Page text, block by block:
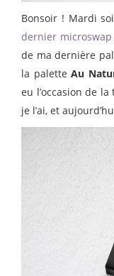
Bonsoir ! Mardi
dernier microswap
de ma dernière
la paletteAu
eu l’occasion de
je l’ai, et